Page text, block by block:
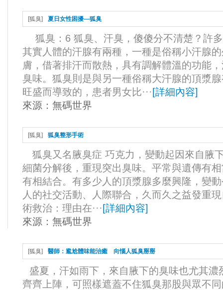
[狐臭] 夏日女性困擾—狐臭
狐臭：6 狐臭、汗臭，傻傻分不清楚？許
其實人體的汗腺有兩種，一種是俗稱小汗腺
膚，借著排汗而散熱，具有調解體溫的功能
臭味。狐臭則是與另一種俗稱大汗腺的頂漿
旺盛而導致的，患者男女比··· [詳細內容]
來源： 無碼世界
[狐臭] 狐臭整形手術
狐臭又名腋臭症 巧克力，變動起因來自腋
細菌分解後，重現突出臭味。平常與遺傳有
有相結合。有多少人的頂漿腺多麼興隆，變
人的社交活動、人際聯合，久而久之益發重
術救治：理由在··· [詳細內容]
來源： 無碼世界
[狐臭] 醫師：尷尬體味能治癒 向惱人狐臭掰掰
盛夏，汗如雨下，來自腋下的臭味也尤其
齊齊上陣，可照樣遮蓋不住狐臭那股與眾不